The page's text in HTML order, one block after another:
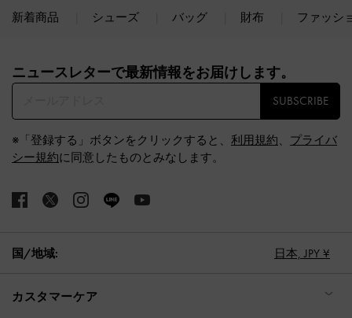
新着商品 シューズ バッグ 財布 ファッシ
ニュースレターで最新情報をお届けします。​
SUBSCRIBE
※「登録する」ボタンをクリックすると、 利用規約、 プライバ
シー規約に同意したものとみなします。
国/地域: 日本, JPY ¥
カスタマーケア